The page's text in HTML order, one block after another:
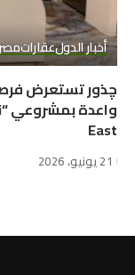
أخبار الدولعقارات
چذور تستعرض
East
21 يونيو، 2026